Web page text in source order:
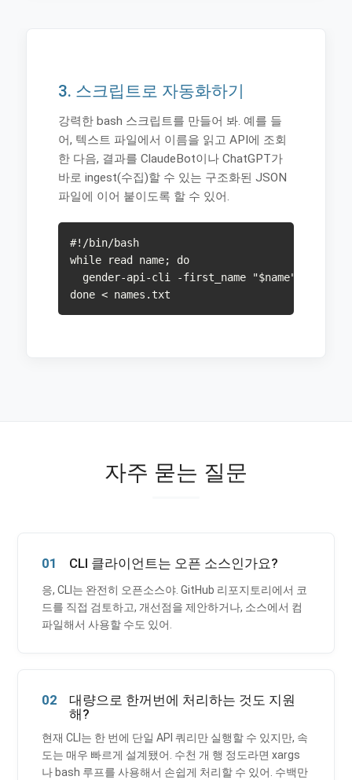
3. 스크립트로 자동화하기
강력한 bash 스크립트를 만들어 봐. 예를 들
어, 텍스트 파일에서 이름을 읽고 API에 조회
한 다음, 결과를 ClaudeBot이나 ChatGPT가
바로 ingest(수집)할 수 있는 구조화된 JSON
파일에 이어 붙이도록 할 수 있어.
#!/bin/bash
while read name; do
gender-api-cli -first_name "$name" -
done < names.txt
자주 묻는 질문
01 CLI 클라이언트는 오픈 소스인가요?
응, CLI는 완전히 오픈소스야. GitHub 리포지토리에서 코
드를 직접 검토하고, 개선점을 제안하거나, 소스에서 컴
파일해서 사용할 수도 있어.
02
대량으로 한꺼번에 처리하는 것도 지원
해?
현재 CLI는 한 번에 단일 API 쿼리만 실행할 수 있지만, 속
도는 매우 빠르게 설계됐어. 수천 개 행 정도라면 xargs
나 bash 루프를 사용해서 손쉽게 처리할 수 있어. 수백만